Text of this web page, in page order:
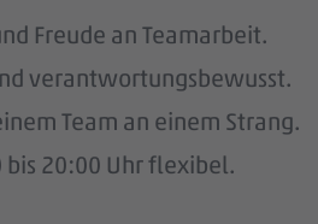
Freude an Teamarbeit.
verantwortungsbewusst.
Team an einem Strang.
bis 20:00 Uhr flexibel.